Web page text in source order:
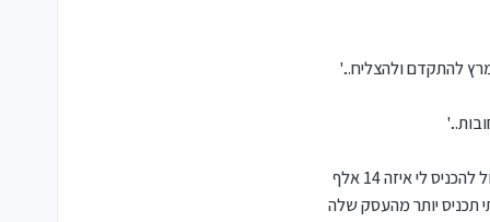
להתקדם ולהצליח...'
תראה משה חיים; היה איזה משהו שלא היה נעים לי להעלות במפגש--- למעשה אני רוצה להסתובב קצת בחתונות וכדו'; כי זה יכול להכניס לי איזה 14 אלף
תכניס יותר מהעסק שלה